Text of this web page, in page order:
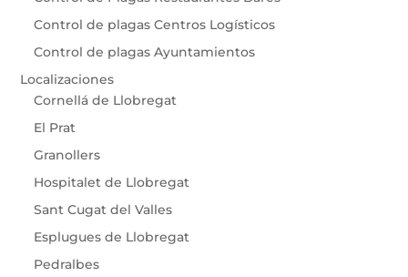
Control de plagas Centros Logísticos
Control de plagas Ayuntamientos
Localizaciones
Cornellá de Llobregat
El Prat
Granollers
Hospitalet de Llobregat
Sant Cugat del Valles
Esplugues de Llobregat
Pedralbes